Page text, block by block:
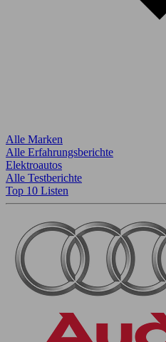
Alle Marken
Alle Erfahrungsberichte
Elektroautos
Alle Testberichte
Top 10 Listen